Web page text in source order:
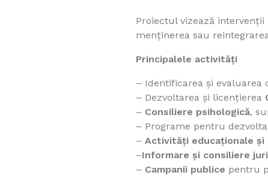
Proiectul vizează
menținerea sau
Principalele activități
– Identificarea și
– Dezvoltarea și licențierea
– Consiliere psihologică,
– Programe pentru
–Activități educaționale și
–Informare și consiliere
– Campanii publice pentru